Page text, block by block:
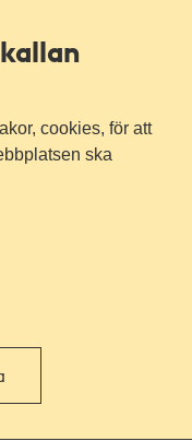
cookies, för att
ska